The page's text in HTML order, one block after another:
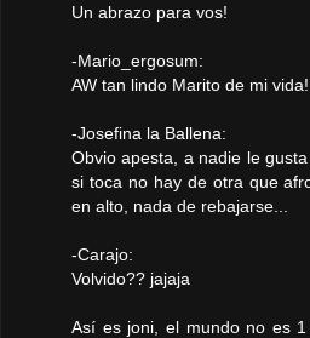
Un abrazo para vos!
-Mario_ergosum:
AW tan lindo Marito de mi
-Josefina la Ballena:
Obvio apesta, a nadie le
si toca no hay de otra que
en alto, nada de rebajarse...
-Carajo:
Volvido?? jajaja
Así es joni, el mundo no es